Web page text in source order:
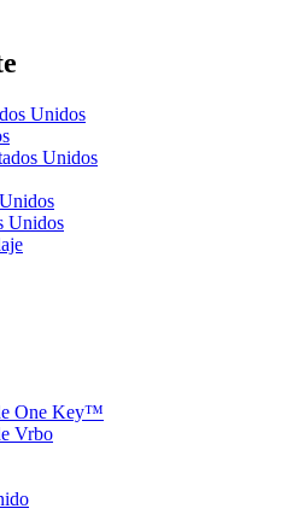
Unidos
Unidos
Unidos
One Key™
Vrbo